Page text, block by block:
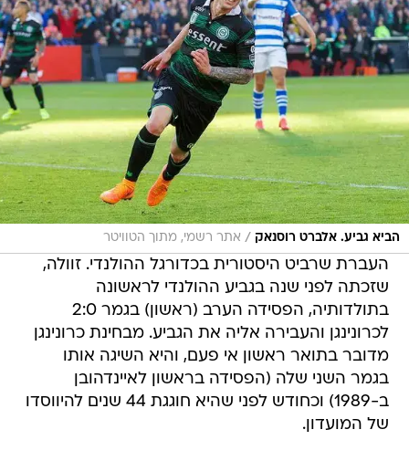
הביא גביע. אלברט רוסנאק / אתר רשמי, מתוך הטוויטר
העברת שרביט היסטורית בכדורגל ההולנדי. זוולה,
שזכתה לפני שנה בגביע ההולנדי לראשונה
בתולדותיה, הפסידה הערב (ראשון) בגמר 2:0
לכרונינגן והעבירה אליה את הגביע. מבחינת כרונינגן
מדובר בתואר ראשון אי פעם, והיא השיגה אותו
בגמר השני שלה (הפסידה בראשון לאיינדהובן
ב-1989) וכחודש לפני שהיא חוגגת 44 שנים להיווסדו
של המועדון.